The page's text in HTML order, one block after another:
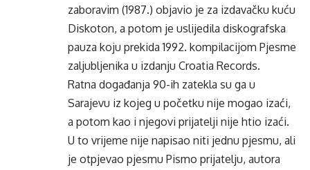
zaboravim (1987.) objavio je za izdavačku kuću
Diskoton, a potom je uslijedila diskografska
pauza koju prekida 1992. kompilacijom Pjesme
zaljubljenika u izdanju Croatia Records.
Ratna događanja 90-ih zatekla su ga u
Sarajevu iz kojeg u početku nije mogao izaći,
a potom kao i njegovi prijatelji nije htio izaći.
U to vrijeme nije napisao niti jednu pjesmu, ali
je otpjevao pjesmu Pismo prijatelju, autora